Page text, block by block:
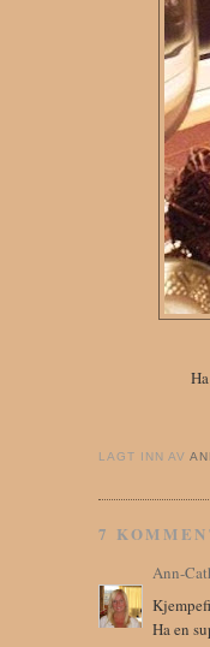
LAGT INN AV
7
Ann-
Ha en